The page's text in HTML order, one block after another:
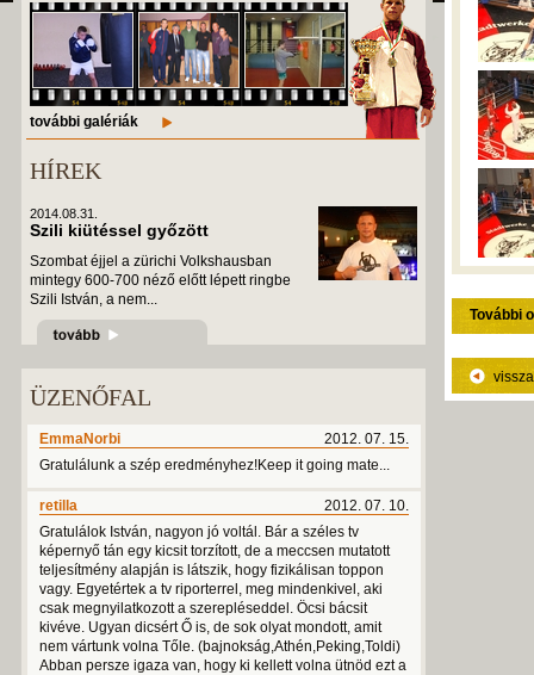
további galériák
HÍREK
2014.08.31.
Szili kiütéssel győzött
Szombat éjjel a zürichi Volkshausban
mintegy 600-700 néző előtt lépett ringbe
Szili István, a nem...
ÜZENŐFAL
2012. 07. 15.
EmmaNorbi
Gratulálunk a szép eredményhez!Keep it going mate...
2012. 07. 10.
retilla
Gratulálok István, nagyon jó voltál. Bár a széles tv
képernyő tán egy kicsit torzított, de a meccsen mutatott
teljesítmény alapján is látszik, hogy fizikálisan toppon
vagy. Egyetértek a tv riporterrel, meg mindenkivel, aki
csak megnyilatkozott a szerepléseddel. Öcsi bácsit
kivéve. Ugyan dicsért Ő is, de sok olyat mondott, amit
nem vártunk volna Tőle. (bajnokság,Athén,Peking,Toldi)
Abban persze igaza van, hogy ki kellett volna ütnöd ezt a
További
vissza